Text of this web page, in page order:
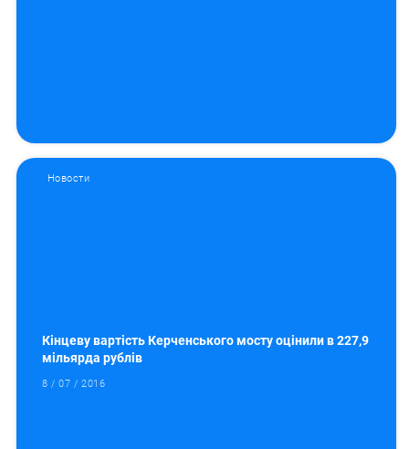
Новости
Кінцеву вартість Керченського мосту оцінили в 227,9
мільярда рублів
8 / 07 / 2016